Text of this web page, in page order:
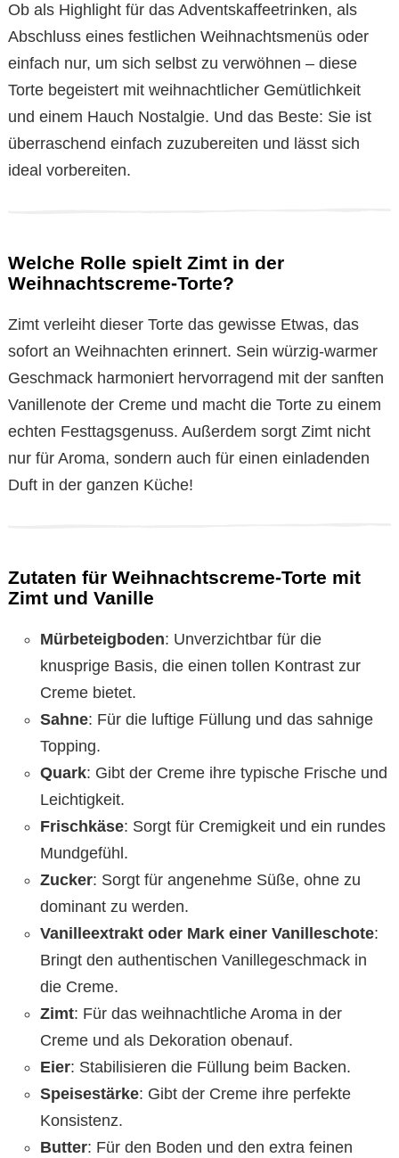
Ob als Highlight für das Adventskaffeetrinken, als
Abschluss eines festlichen Weihnachtsmenüs oder
einfach nur, um sich selbst zu verwöhnen – diese
Torte begeistert mit weihnachtlicher Gemütlichkeit
und einem Hauch Nostalgie. Und das Beste: Sie ist
überraschend einfach zuzubereiten und lässt sich
ideal vorbereiten.
Welche Rolle spielt Zimt in der
Weihnachtscreme-Torte?
Zimt verleiht dieser Torte das gewisse Etwas, das
sofort an Weihnachten erinnert. Sein würzig-warmer
Geschmack harmoniert hervorragend mit der sanften
Vanillenote der Creme und macht die Torte zu einem
echten Festtagsgenuss. Außerdem sorgt Zimt nicht
nur für Aroma, sondern auch für einen einladenden
Duft in der ganzen Küche!
Zutaten für Weihnachtscreme-Torte mit
Zimt und Vanille
Mürbeteigboden: Unverzichtbar für die
knusprige Basis, die einen tollen Kontrast zur
Creme bietet.
Sahne: Für die luftige Füllung und das sahnige
Topping.
Quark: Gibt der Creme ihre typische Frische und
Leichtigkeit.
Frischkäse: Sorgt für Cremigkeit und ein rundes
Mundgefühl.
Zucker: Sorgt für angenehme Süße, ohne zu
dominant zu werden.
Vanilleextrakt oder Mark einer Vanilleschote:
Bringt den authentischen Vanillegeschmack in
die Creme.
Zimt: Für das weihnachtliche Aroma in der
Creme und als Dekoration obenauf.
Eier: Stabilisieren die Füllung beim Backen.
Speisestärke: Gibt der Creme ihre perfekte
Konsistenz.
Butter: Für den Boden und den extra feinen